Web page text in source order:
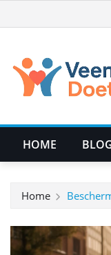
naar
inhoud
HOME
Home